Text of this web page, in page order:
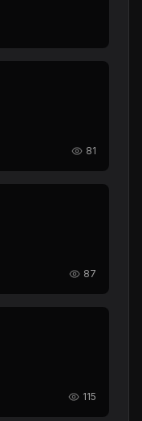
81
87
115